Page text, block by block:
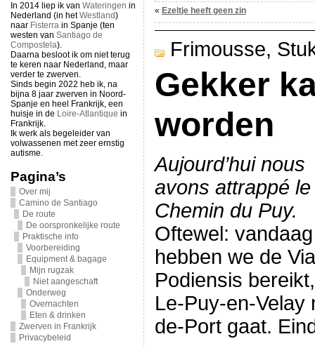
In 2014 liep ik van Wateringen in
Nederland (in hetWestland)
naar Fisterrain Spanje (ten
westen van Santiago de
Compostela).
Daarna besloot ik om niet terug
te keren naar Nederland, maar
verder te zwerven.
Sinds begin 2022 heb ik, na
bijna 8 jaar zwerven in Noord-
Spanje en heel Frankrijk, een
huisje in de Loire-Atlantique in
Frankrijk.
Ik werk als begeleider van
volwassenen met zeer ernstig
autisme.
Pagina’s
Over mij
Camino de Santiago
De route
De oorspronkelijke route
Praktische info
Voorbereiding
Equipment & bagage
Mijn rugzak
Niet aangeschaft
Onderweg
Overnachten
Eten & drinken
Zwerven in Frankrijk
Privacybeleid
« Ezeltje heeft geen zin
Frimousse,
Gekker
worden
Aujourd’hui nous
avons attrappé le
Chemin du Puy.
Oftewel: vandaag
hebben we de Via
Podiensis
Le-Puy-en-Velay
de-Port gaat.